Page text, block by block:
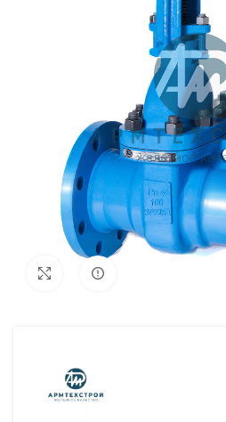
УвеличитьВнешний вид изделия
от фото